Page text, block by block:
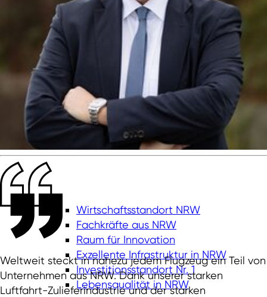
Wirtschaftsstandort NRW
Fachkräfte aus NRW
Raum für Innovation
Exzellente Infrastruktur in NRW
Investitionsstandort Nr. 1
Lebensqualität in NRW
Weltweit steckt in nahezu jedem Flugzeug ein Teil von
Unternehmen aus NRW. Dank unserer starken
Luftfahrt-Zulieferindustrie und der starken